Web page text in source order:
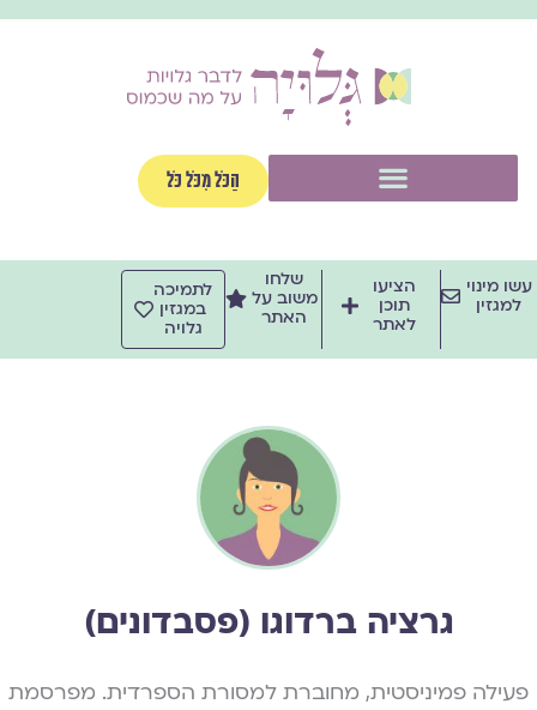
לתוכן
הַכֹּל מִכֹּל כֹּל
עשו מינוי
למגזין
הציעו
תוכן
לאתר
שלחו
משוב על
האתר
לתמיכה
במגזין
גלויה
גרציה ברדוגו (פסבדונים)
פעילה פמיניסטית, מחוברת למסורת הספרדית. מפרסמת